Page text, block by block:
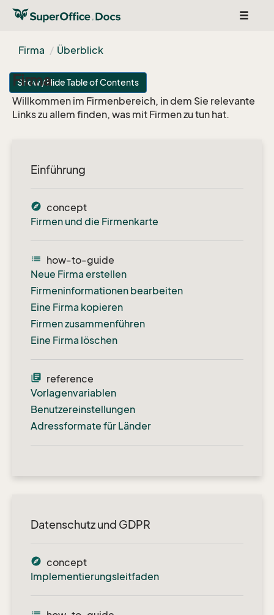
Toggle
Firma
Überblick
Show / Hide Table of Contents
Firma
Willkommen im Firmenbereich, in dem Sie relevante
Links zu allem finden, was mit Firmen zu tun hat.
Einführung
explore concept
Firmen und die Firmenkarte
list
how-to-guide
Neue Firma erstellen
Firmeninformationen bearbeiten
Eine Firma kopieren
Firmen zusammenführen
Eine Firma löschen
library_books reference
Vorlagenvariablen
Benutzereinstellungen
Adressformate für Länder
Datenschutz und GDPR
explore concept
Implementierungsleitfaden